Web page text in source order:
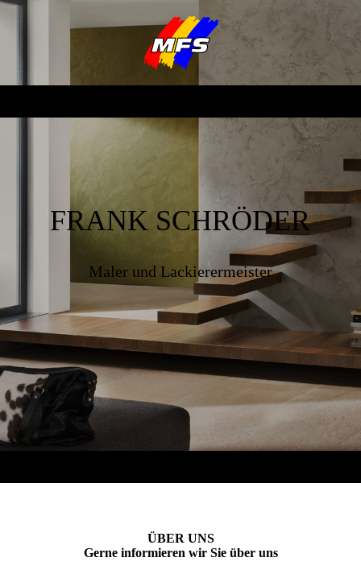
FRANK SCHRÖDER
Maler und Lackierermeister
ÜBER UNS
Gerne informieren wir Sie über uns